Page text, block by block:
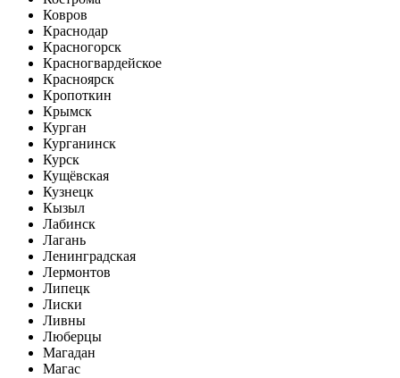
Ковров
Краснодар
Красногорск
Красногвардейское
Красноярск
Кропоткин
Крымск
Курган
Курганинск
Курск
Кущёвская
Кузнецк
Кызыл
Лабинск
Лагань
Ленинградская
Лермонтов
Липецк
Лиски
Ливны
Люберцы
Магадан
Магас